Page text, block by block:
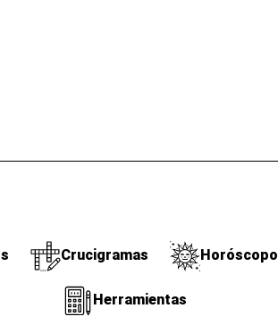
Crucigramas Horóscopo
Herramientas